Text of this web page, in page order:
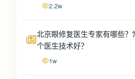
2.2w
北京眼修复医生专家有哪些
个医生技术好？
1w